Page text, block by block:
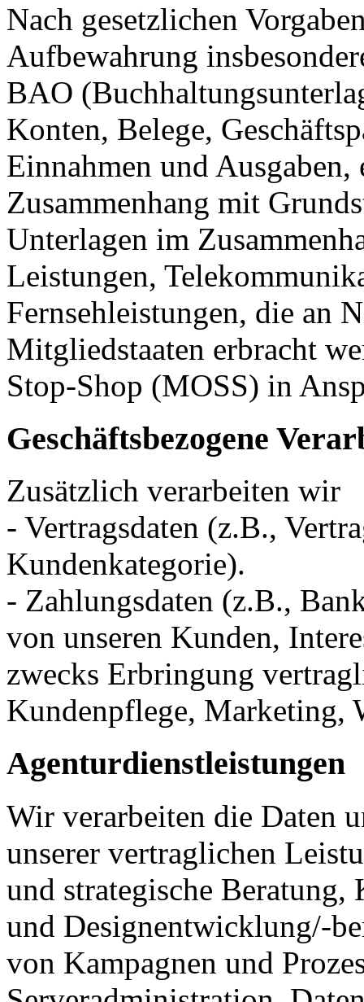
Nach gesetzlichen
Aufbewahrung
BAO
Konten, Belege,
Einnahmen und
Zusammenhang mit
Unterlagen im
Leistungen,
Fernsehleistungen, die an
Mitgliedstaaten erbracht
Stop-Shop (MOSS) in
Geschäftsbezogene
Zusätzlich verarbeiten wir
- Vertragsdaten (z.B.,
Kundenkategorie).
- Zahlungsdaten (z.B.,
von unseren Kunden,
zwecks Erbringung
Kundenpflege, Marketing,
Agenturdienstleistungen
Wir verarbeiten die Daten
unserer vertraglichen
und strategische
und Designentwicklung/-
von Kampagnen und